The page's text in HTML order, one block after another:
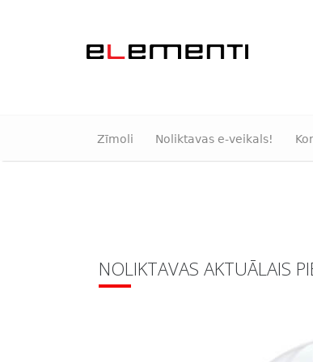
Zīmoli Noliktavas e-veikals!
NOLIKTAVAS AKTUĀLAIS